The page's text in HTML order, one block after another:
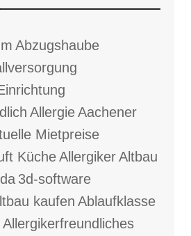
Abzugshaube
AllergieAachener
Mietpreise
KücheAllergikerAltbau
3d-software
kaufen Ablaufklasse
Allergikerfreundliches